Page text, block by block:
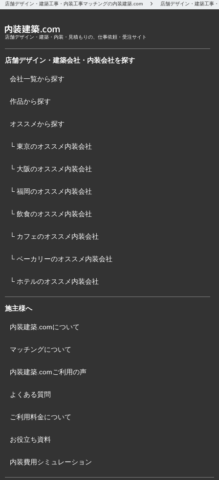
店舗デザイン・建築工事・内装工事マッチングの内装建築.com 店舗デザイン・建築工事
店舗デザイン・建築・内装・見積もりの、仕事依頼・受注サイト
店舗デザイン・建築会社・内装会社を探す
会社一覧から探す
作品から探す
オススメから探す
└ 東京のオススメ内装会社
└ 大阪のオススメ内装会社
└ 福岡のオススメ内装会社
└ 飲食のオススメ内装会社
└ カフェのオススメ内装会社
└ ベーカリーのオススメ内装会社
└ ホテルのオススメ内装会社
施主様へ
内装建築.comについて
マッチングについて
内装建築.comご利用の声
よくある質問
ご利用料金について
お役立ち資料
内装費用シミュレーション